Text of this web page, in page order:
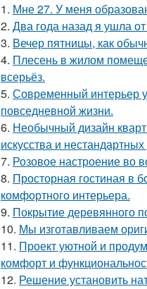
1. Мне 27. У меня
2. Два года назад я ушла
3. Вечер пятницы, как
4. Плесень в жилом
всерьёз.
5. Современный интерьер
повседневной жизни.
6. Необычный дизайн
искусства и
7. Розовое настроение во
8. Просторная гостиная в
комфортного интерьера.
9. Покрытие деревянного
10. Мы изготавливаем
11. Проект уютной и
комфорт и
12. Решение установить